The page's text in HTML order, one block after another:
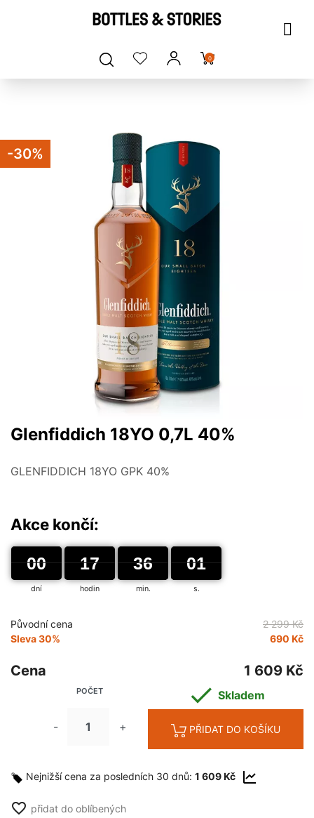
0
-30%
Glenfiddich 18YO 0,7L 40%
GLENFIDDICH 18YO GPK 40%
Akce končí:
00
00
00
dní
17
17
00
hodin
36
36
00
min.
01
00
01
s.
Původní cena
2 299 Kč
Sleva 30%
690 Kč
Cena 1 609 Kč
POČET
- +
 Skladem
PŘIDAT DO KOŠÍKU
Nejnižší cena za posledních 30 dnů: 1 609 Kč
favorite_border přidat do oblíbených